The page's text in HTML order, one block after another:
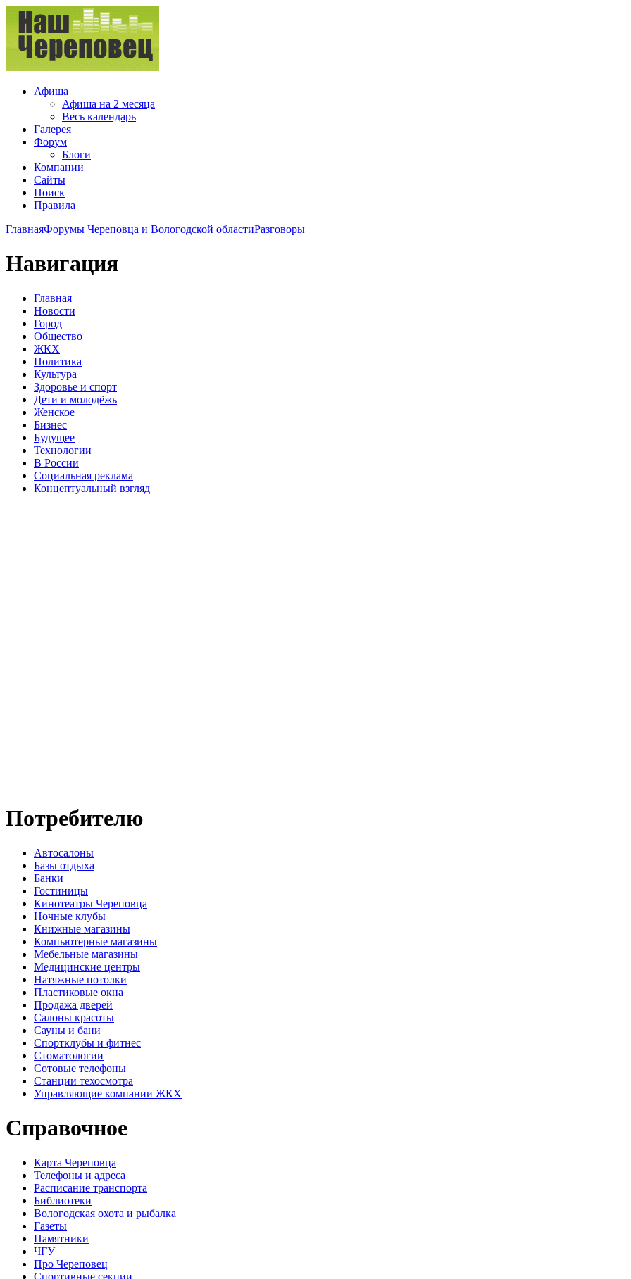
Афиша
Афиша на 2 месяца
Весь календарь
Галерея
Форум
Блоги
Компании
Сайты
Поиск
Правила
ГлавнаяФорумы Череповца и Вологодской областиРазговоры
Навигация
Главная
Новости
Город
Общество
ЖКХ
Политика
Культура
Здоровье и спорт
Дети и молодёжь
Женское
Бизнес
Будущее
Технологии
В России
Социальная реклама
Концептуальный взгляд
Потребителю
Автосалоны
Базы отдыха
Банки
Гостиницы
Кинотеатры Череповца
Ночные клубы
Книжные магазины
Компьютерные магазины
Мебельные магазины
Медицинские центры
Натяжные потолки
Пластиковые окна
Продажа дверей
Салоны красоты
Сауны и бани
Спортклубы и фитнес
Стоматологии
Сотовые телефоны
Станции техосмотра
Управляющие компании ЖКХ
Справочное
Карта Череповца
Телефоны и адреса
Расписание транспорта
Библиотеки
Вологодская охота и рыбалка
Газеты
Памятники
ЧГУ
Про Череповец
Спортивные секции